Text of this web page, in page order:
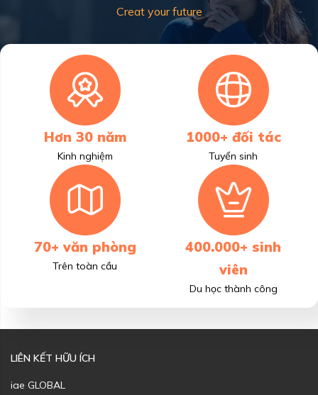
Creat your future
Hơn 30 năm
Kinh nghiệm
1000+ đối tác
Tuyển sinh
70+ văn phòng
Trên toàn cầu
400.000+ sinh
viên
Du học thành công
LIÊN KẾT HỮU ÍCH
iae GLOBAL